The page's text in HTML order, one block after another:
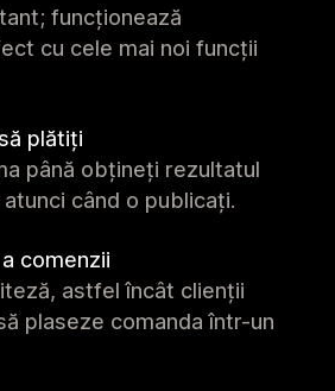
funcționează
cu cele mai noi funcții
plătiți
până obțineți rezultatul
când o publicați.
comenzii
astfel încât clienții
plaseze comanda într-un